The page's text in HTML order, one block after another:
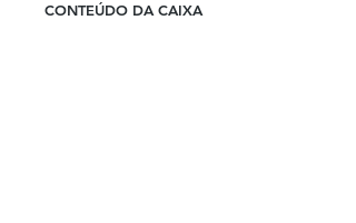
CONTEÚDO DA CAIXA